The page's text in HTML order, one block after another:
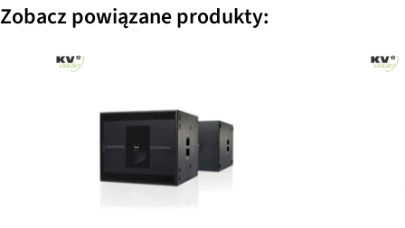
Zobacz powiązane produkty: